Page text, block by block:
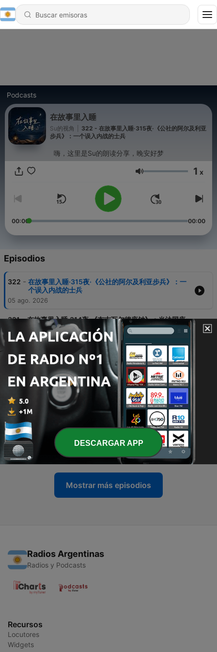
Podcasts
在故事里入睡
Su的视角
322 - 在故事里入睡·315夜·《公社的阿尔及利亚
步兵》：一个误入内战的士兵
嗨，这里是Su的朗读分享，晚安好梦
Volumen 1 x
00:00 00:00
Episodios
322 - 在故事里入睡·315夜·《公社的阿尔及利亚步兵》：一
个误入内战的士兵
05 ago. 2026
321 - 在故事里入睡·314夜·《布吉瓦尔德座钟》：当法国座
钟在德国敲响
04 ago. 2026
320 -
在故事里入睡·313夜·《一局台球》：一场台球，输掉
一场战争
03 ago. 2026
319
在故事里入睡·312夜·《奥地利的爱迪生重执教鞭》：
一场制度荒诞与科学启蒙的喜剧
02 ago. 2026
318 - 在故事里入睡·311夜·《勇夺棱堡》：没有英雄，只有
活下来的人.
01 ago. 2026
Mostrar más episodios
Radios Argentinas
Radios y Podcasts
Recursos
Locutores
Widgets
DESCARGAR APP